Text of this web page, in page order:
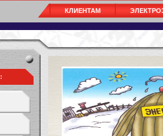
КЛИЕНТАМ